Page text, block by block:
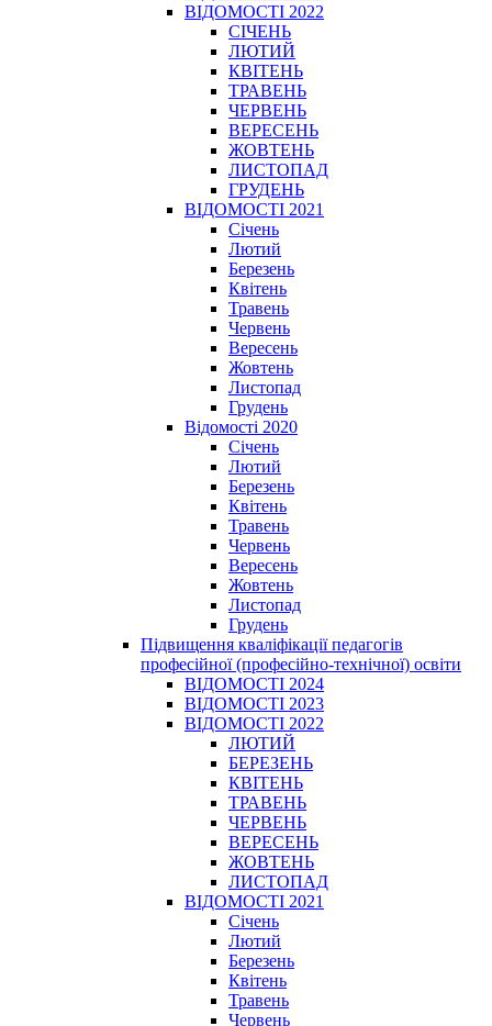
ВІДОМОСТІ 2022
СІЧЕНЬ
ЛЮТИЙ
КВІТЕНЬ
ТРАВЕНЬ
ЧЕРВЕНЬ
ВЕРЕСЕНЬ
ЖОВТЕНЬ
ЛИСТОПАД
ГРУДЕНЬ
ВІДОМОСТІ 2021
Січень
Лютий
Березень
Квітень
Травень
Червень
Вересень
Жовтень
Листопад
Грудень
Відомості 2020
Січень
Лютий
Березень
Квітень
Травень
Червень
Вересень
Жовтень
Листопад
Грудень
Підвищення кваліфікації педагогів
професійної (професійно-технічної) освіти
ВІДОМОСТІ 2024
ВІДОМОСТІ 2023
ВІДОМОСТІ 2022
ЛЮТИЙ
БЕРЕЗЕНЬ
КВІТЕНЬ
ТРАВЕНЬ
ЧЕРВЕНЬ
ВЕРЕСЕНЬ
ЖОВТЕНЬ
ЛИСТОПАД
ВІДОМОСТІ 2021
Січень
Лютий
Березень
Квітень
Травень
Червень